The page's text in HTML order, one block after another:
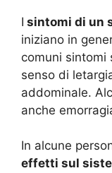
I sintomi di un
iniziano in
comuni sintomi
senso di
addominale.
anche
In alcune
effetti sul